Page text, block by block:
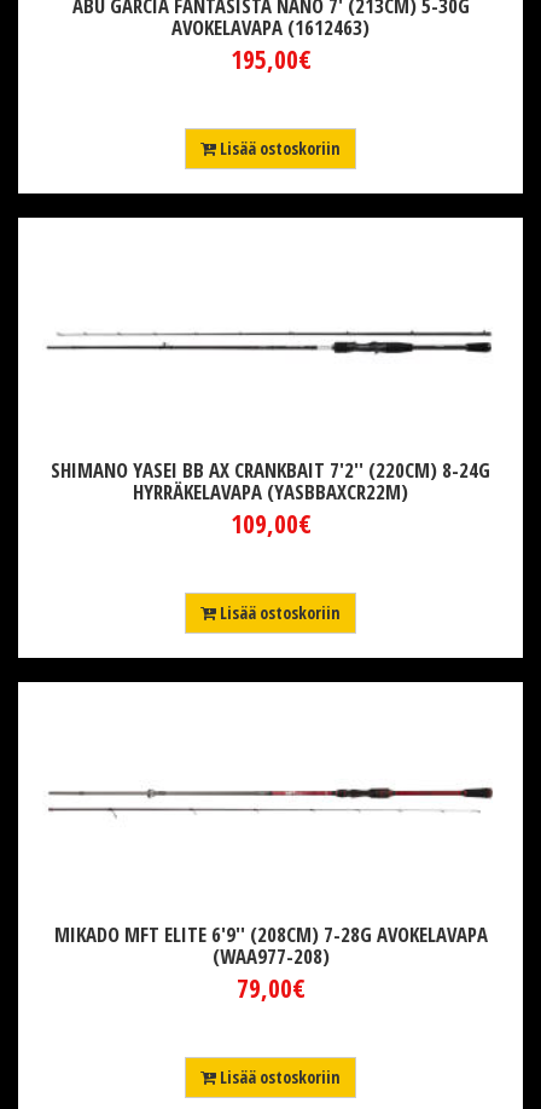
AVOKELAVAPA (1612463)
195,00€
Lisää ostoskoriin
SHIMANO YASEI BB AX CRANKBAIT 7'2'' (220CM) 8-24G
HYRRÄKELAVAPA (YASBBAXCR22M)
109,00€
Lisää ostoskoriin
MIKADO MFT ELITE 6'9'' (208CM) 7-28G AVOKELAVAPA
(WAA977-208)
79,00€
Lisää ostoskoriin